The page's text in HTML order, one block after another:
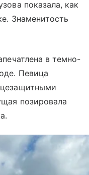
показала, как
Знаменитость
в темно-
Певица
позировала